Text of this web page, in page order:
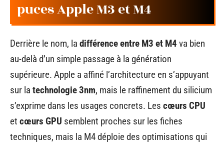
puces Apple M3 et M4
Derrière le nom, la différence entre M3 et M4 va bien
au-delà d’un simple passage à la génération
supérieure. Apple a affiné l’architecture en s’appuyant
sur la technologie 3nm, mais le raffinement du silicium
s’exprime dans les usages concrets. Les cœurs CPU
et cœurs GPU semblent proches sur les fiches
techniques, mais la M4 déploie des optimisations qui